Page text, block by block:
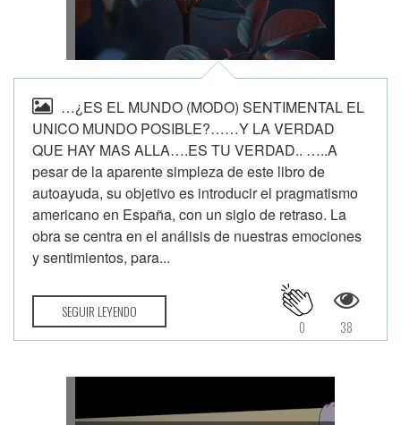
…¿ES EL MUNDO (MODO) SENTIMENTAL EL
UNICO MUNDO POSIBLE?……Y LA VERDAD
QUE HAY MAS ALLA….ES TU VERDAD.. …..A
pesar de la aparente simpleza de este libro de
autoayuda, su objetivo es introducir el pragmatismo
americano en España, con un siglo de retraso. La
obra se centra en el análisis de nuestras emociones
y sentimientos, para...
SEGUIR LEYENDO
38
0